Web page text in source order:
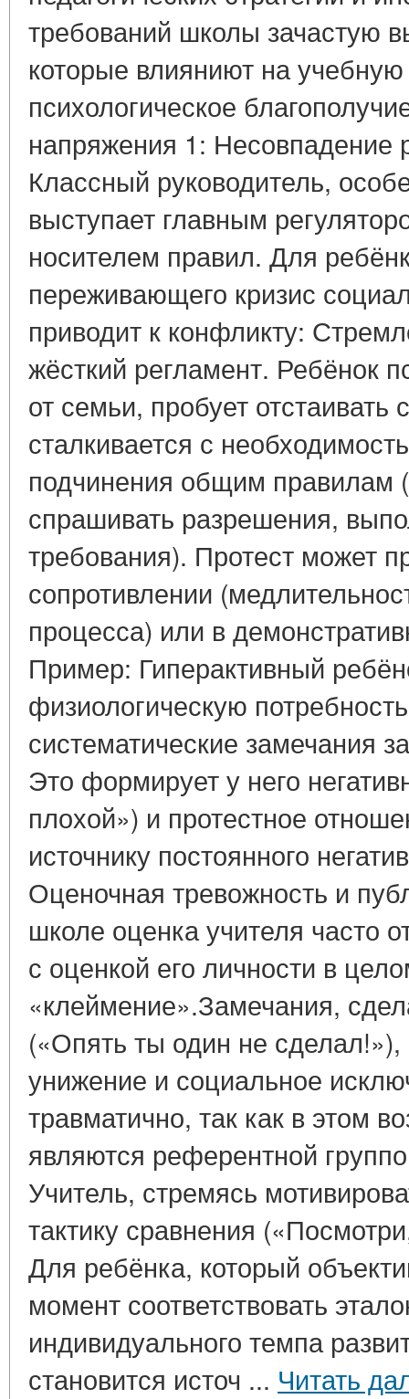
требований школы зачастую
которые влияниют на
психологическое
напряжения 1: Несовпадение
Классный руководитель,
выступает главным
носителем правил. Для
переживающего кризис
приводит к конфликту:
жёсткий регламент. Ребёнок
от семьи, пробует отстаивать
сталкивается с
подчинения общим правилам
спрашивать разрешения,
требования). Протест может
сопротивлении
процесса) или в
Пример: Гиперактивный
физиологическую
систематические замечания
Это формирует у него
плохой») и протестное
источнику постоянного
Оценочная тревожность и
школе оценка учителя часто
с оценкой его личности в
«клеймение».Замечания,
(«Опять ты один не
унижение и социальное
травматично, так как в этом
являются референтной
Учитель, стремясь
тактику сравнения
Для ребёнка, который
момент соответствовать
индивидуального темпа
становится источ ... Читать